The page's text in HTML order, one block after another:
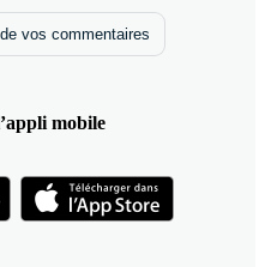
vos commentaires
mobile